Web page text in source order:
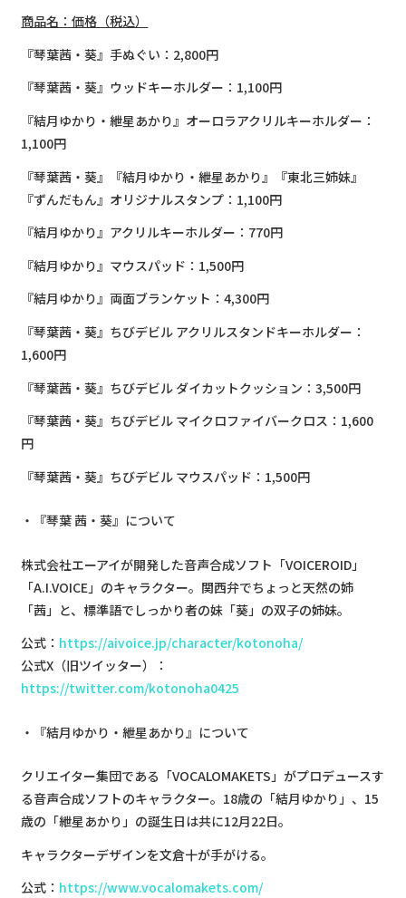
商品名：価格（税込）
『琴葉茜・葵』手ぬぐい：2,800円
『琴葉茜・葵』ウッドキーホルダー：1,100円
『結月ゆかり・紲星あかり』オーロラアクリルキーホルダー：
1,100円
『琴葉茜・葵』『結月ゆかり・紲星あかり』『東北三姉妹』
『ずんだもん』オリジナルスタンプ：1,100円
『結月ゆかり』アクリルキーホルダー：770円
『結月ゆかり』マウスパッド：1,500円
『結月ゆかり』両面ブランケット：4,300円
『琴葉茜・葵』ちびデビル アクリルスタンドキーホルダー：
1,600円
『琴葉茜・葵』ちびデビル ダイカットクッション：3,500円
『琴葉茜・葵』ちびデビル マイクロファイバークロス：1,600
円
『琴葉茜・葵』ちびデビル マウスパッド：1,500円
『琴葉 茜・葵』について
株式会社エーアイが開発した音声合成ソフト「VOICEROID」
「A.I.VOICE」のキャラクター。関西弁でちょっと天然の姉
「茜」と、標準語でしっかり者の妹「葵」の双子の姉妹。
公式： https://aivoice.jp/character/kotonoha/
公式X（旧ツイッター）：
https://twitter.com/kotonoha0425
『結月ゆかり・紲星あかり』について
クリエイター集団である「VOCALOMAKETS」がプロデュースす
る音声合成ソフトのキャラクター。18歳の「結月ゆかり」、15
歳の「紲星あかり」の誕生日は共に12月22日。
キャラクターデザインを文倉十が手がける。
公式： https://www.vocalomakets.com/